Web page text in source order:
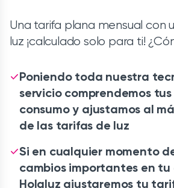
Una tarifa plana mensual con
luz ¡calculado solo para ti!
Poniendo toda nuestra
servicio comprendemos
consumo y ajustamos al
de las tarifas de luz
Si en cualquier momento
cambios importantes en tu
Holaluz ajustaremos tu